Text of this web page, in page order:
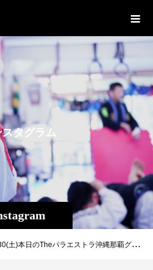
スタグラ ム
覇グラップリング強化練習は、 祖根寿麻選手（前修斗環太平洋バンタム級チャンピオン） BJさん（元修斗バンタム級世界チャンピオン） 我妻慎太郎選手（DEEPプロ選手） 砂辺光久さん（3階級制覇キングオブパンクラシスト）と豪華メンバーに参加していただきました！ 毎週土曜日14:00〜15:30グラップリングが出来る方なら誰でも出稽古参加可能です！ 強くなりたい方是非！！ #パラエストラ #沖縄 #那覇 #与儀 #MMA #shooto #コザ #総合格闘技 #修斗 #キックボクシング #柔術 #jiujitsu #ダイエット